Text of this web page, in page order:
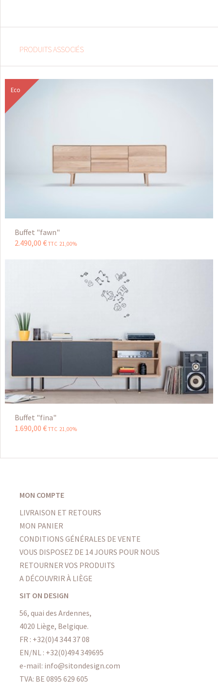
PRODUITS ASSOCIÉS
Eco
Buffet "fawn"
2.490,00 € TTC 21,00%
Buffet "fina"
1.690,00 € TTC 21,00%
MON COMPTE
LIVRAISON ET RETOURS
MON PANIER
CONDITIONS GÉNÉRALES DE VENTE
VOUS DISPOSEZ DE 14 JOURS POUR NOUS
RETOURNER VOS PRODUITS
A DÉCOUVRIR À LIÈGE
SIT ON DESIGN
56, quai des Ardennes,
4020 Liège, Belgique.
FR : +32(0)4 344 37 08
EN/NL : +32(0)494 349695
e-mail: info@sitondesign.com
TVA: BE 0895 629 605